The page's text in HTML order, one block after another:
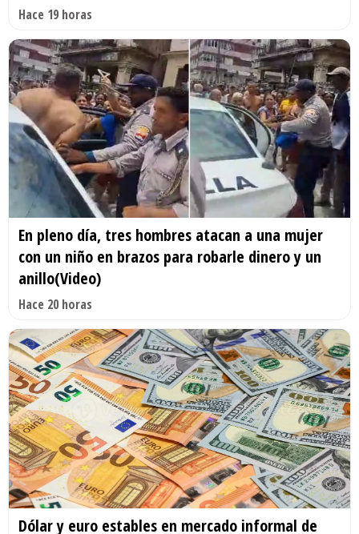
Hace 19 horas
En pleno día, tres hombres atacan a una mujer
con un niño en brazos para robarle dinero y un
anillo(Video)
Hace 20 horas
Dólar y euro estables en mercado informal de